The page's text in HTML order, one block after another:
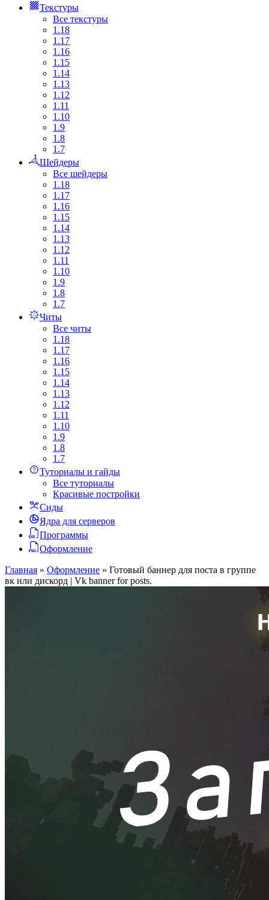
Текстуры
Все текстуры
1.18
1.17
1.16
1.15
1.14
1.13
1.12
1.11
1.10
1.9
1.8
1.7
Шейдеры
Все шейдеры
1.18
1.17
1.16
1.15
1.14
1.13
1.12
1.11
1.10
1.9
1.8
1.7
Читы
Все читы
1.18
1.17
1.16
1.15
1.14
1.13
1.12
1.11
1.10
1.9
1.8
1.7
Туториалы и гайды
Все туториалы
Красивые постройки
Сиды
Ядра для серверов
Программы
Оформление
Главная » Оформление » Готовый баннер для поста в группе
вк или дискорд | Vk banner for posts.